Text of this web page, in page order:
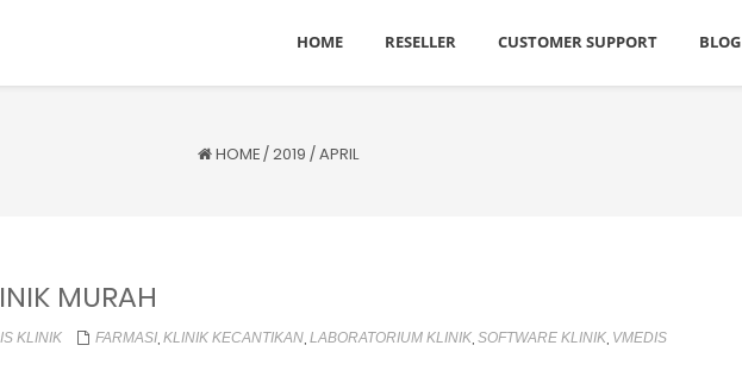
HOME RESELLER CUSTOMER SUPPORT BLOG
HOME/2019 /APRIL
MURAH
KLINIK FARMASI, KLINIK KECANTIKAN, LABORATORIUM KLINIK, SOFTWARE KLINIK, VMEDIS